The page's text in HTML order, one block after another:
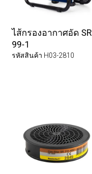
ไส้กรองอากาศอัด SR
99-1
รหัสสินค้า H03-2810